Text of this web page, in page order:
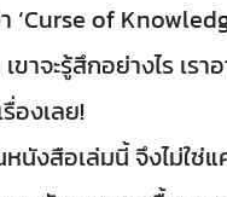
‘Curse of
ขาจะรู้สึกอย่างไร เร
องเลย!
นังสือเล่มนี้ จึงไม่ใ